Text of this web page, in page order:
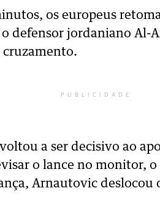
os europeus
defensor jordaniano Al-
PUBLICIDADE
a ser decisivo ao
o lance no monitor,
Arnautovic deslocou